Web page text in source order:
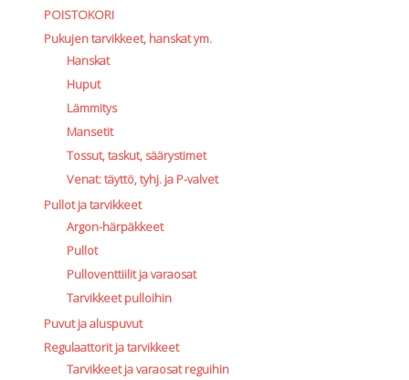
POISTOKORI
Pukujen tarvikkeet, hanskat ym.
Hanskat
Huput
Lämmitys
Mansetit
Tossut, taskut, säärystimet
Venat: täyttö, tyhj. ja P-valvet
Pullot ja tarvikkeet
Argon-härpäkkeet
Pullot
Pulloventtiilit ja varaosat
Tarvikkeet pulloihin
Puvut ja aluspuvut
Regulaattorit ja tarvikkeet
Tarvikkeet ja varaosat reguihin